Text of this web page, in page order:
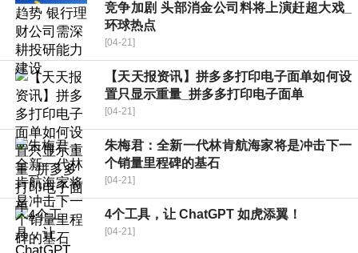
竞争加剧 头部消金公司料将上演赶超大戏_
环球热点
[04-21]
【天天报资讯】拼多多打印电子面单如何设
置只显示重量_拼多多打印电子面单
[04-21]
朱梅君：全新一代林肯航海家将是冲击下一
个销量里程碑的基石
[04-21]
4个工具，让 ChatGPT 如虎添翼！
[04-21]